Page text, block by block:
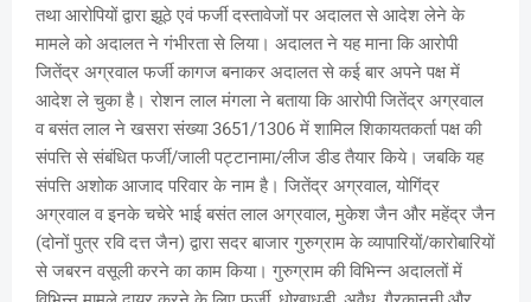
तथा आरोपियों द्वारा झूठे एवं फर्जी दस्तावेजों पर अदालत से आदेश लेने के
मामले को अदालत ने गंभीरता से लिया। अदालत ने यह माना कि आरोपी
जितेंद्र अग्रवाल फर्जी कागज बनाकर अदालत से कई बार अपने पक्ष में
आदेश ले चुका है। रोशन लाल मंगला ने बताया कि आरोपी जितेंद्र अग्रवाल
व बसंत लाल ने खसरा संख्या 3651/1306 में शामिल शिकायतकर्ता पक्ष की
संपत्ति से संबंधित फर्जी/जाली पट्टानामा/लीज डीड तैयार किये। जबकि यह
संपत्ति अशोक आजाद परिवार के नाम है। जितेंद्र अग्रवाल, योगिंद्र
अग्रवाल व इनके चचेरे भाई बसंत लाल अग्रवाल, मुकेश जैन और महेंद्र जैन
(दोनों पुत्र रवि दत्त जैन) द्वारा सदर बाजार गुरुग्राम के व्यापारियों/कारोबारियों
से जबरन वसूली करने का काम किया। गुरुग्राम की विभिन्न अदालतों में